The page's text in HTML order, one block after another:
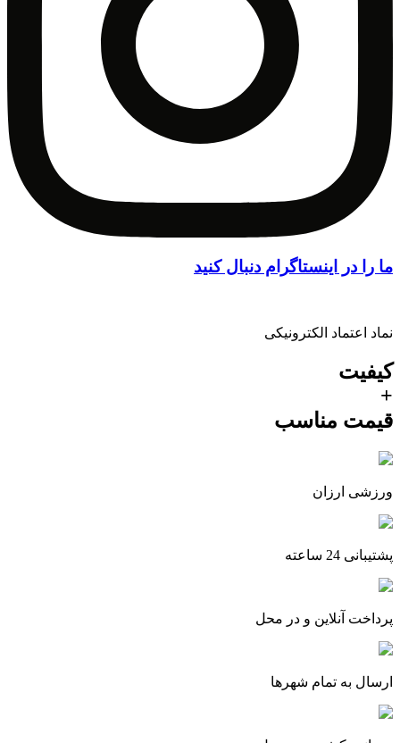
ما را در اینستاگرام دنبال کنید
نماد اعتماد الکترونیکی
کیفیت
+
قیمت‌ مناسب
ورزشی ارزان
پشتیبانی 24 ساعته
پرداخت آنلاین و در محل
ارسال به تمام شهرها